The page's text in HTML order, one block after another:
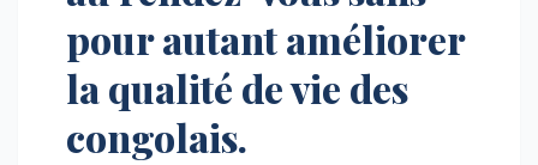
pour autant améliorer
la qualité de vie des
congolais.